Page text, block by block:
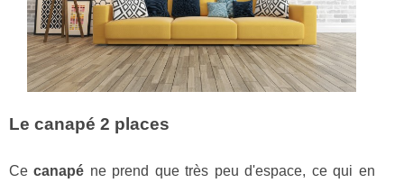
Le canapé 2 places
Cecanapé ne prend que très peu d'espace, ce qui en